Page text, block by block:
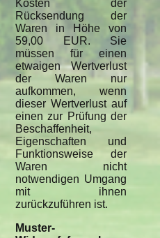
Kosten der
Rücksendung der
Waren in Höhe von
59,00 EUR. Sie
müssen für einen
etwaigen Wertverlust
der Waren nur
aufkommen, wenn
dieser Wertverlust auf
einen zur Prüfung der
Beschaffenheit,
Eigenschaften und
Funktionsweise der
Waren nicht
notwendigen Umgang
mit ihnen
zurückzuführen ist.
Muster-